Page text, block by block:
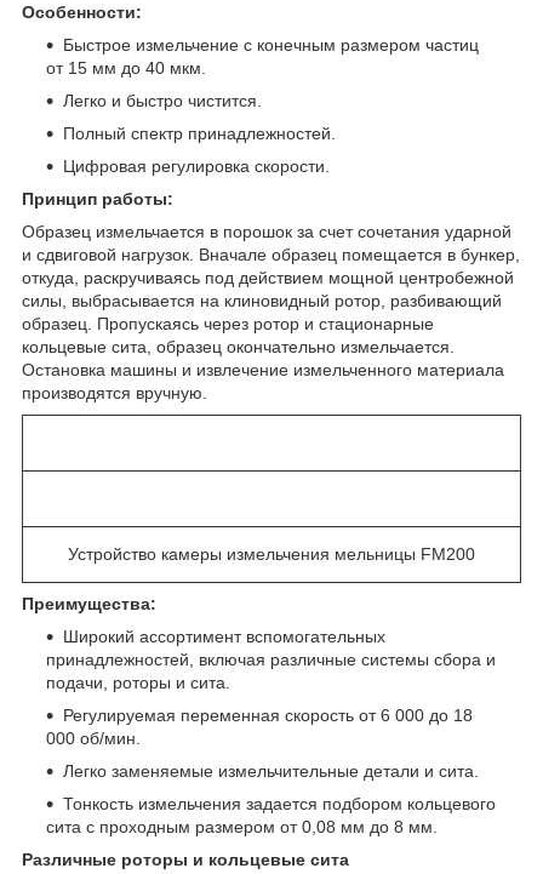
Особенности:
Быстрое измельчение с конечным размером частиц
от 15 мм до 40 мкм.
Легко и быстро чистится.
Полный спектр принадлежностей.
Цифровая регулировка скорости.
Принцип работы:
Образец измельчается в порошок за счет сочетания ударной
и сдвиговой нагрузок. Вначале образец помещается в бункер,
откуда, раскручиваясь под действием мощной центробежной
силы, выбрасывается на клиновидный ротор, разбивающий
образец. Пропускаясь через ротор и стационарные
кольцевые сита, образец окончательно измельчается.
Остановка машины и извлечение измельченного материала
производятся вручную.
Устройство камеры измельчения мельницы FM200
Преимущества:
Широкий ассортимент вспомогательных
принадлежностей, включая различные системы сбора и
подачи, роторы и сита.
Регулируемая переменная скорость от 6 000 до 18
000 об/мин.
Легко заменяемые измельчительные детали и сита.
Тонкость измельчения задается подбором кольцевого
сита с проходным размером от 0,08 мм до 8 мм.
Различные роторы и кольцевые сита